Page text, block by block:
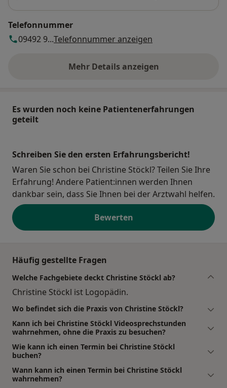
Telefonnummer
09492 9...Telefonnummer anzeigen
Mehr Details anzeigen
über die Adresse
Es wurden noch keine Patientenerfahrungen
geteilt
Schreiben Sie den ersten Erfahrungsbericht!
Waren Sie schon bei Christine Stöckl? Teilen Sie Ihre
Erfahrung! Andere Patient:innen werden Ihnen
dankbar sein, dass Sie Ihnen bei der Arztwahl helfen.
Bewerten
Häufig gestellte Fragen
Welche Fachgebiete deckt Christine Stöckl ab?
Christine Stöckl ist Logopädin.
Wo befindet sich die Praxis von Christine Stöckl?
Kann ich bei Christine Stöckl Videosprechstunden
wahrnehmen, ohne die Praxis zu besuchen?
Wie kann ich einen Termin bei Christine Stöckl
buchen?
Wann kann ich einen Termin bei Christine Stöckl
wahrnehmen?